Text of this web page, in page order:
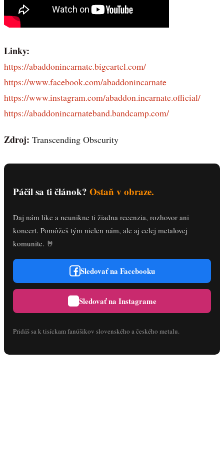
Linky:
https://abaddonincarnate.bigcartel.com/
https://www.facebook.com/abaddonincarnate
https://www.instagram.com/abaddon.incarnate.official/
https://abaddonincarnateband.bandcamp.com/
Zdroj: Transcending Obscurity
Páčil sa ti článok? Ostaň v obraze.
Daj nám like a neunikne ti žiadna recenzia, rozhovor ani
koncert. Pomôžeš tým nielen nám, ale aj celej metalovej
komunite. 🤘
Sledovať na Facebooku
Sledovať na Instagrame
Pridáš sa k tisíckam fanúšikov slovenského a českého metalu.